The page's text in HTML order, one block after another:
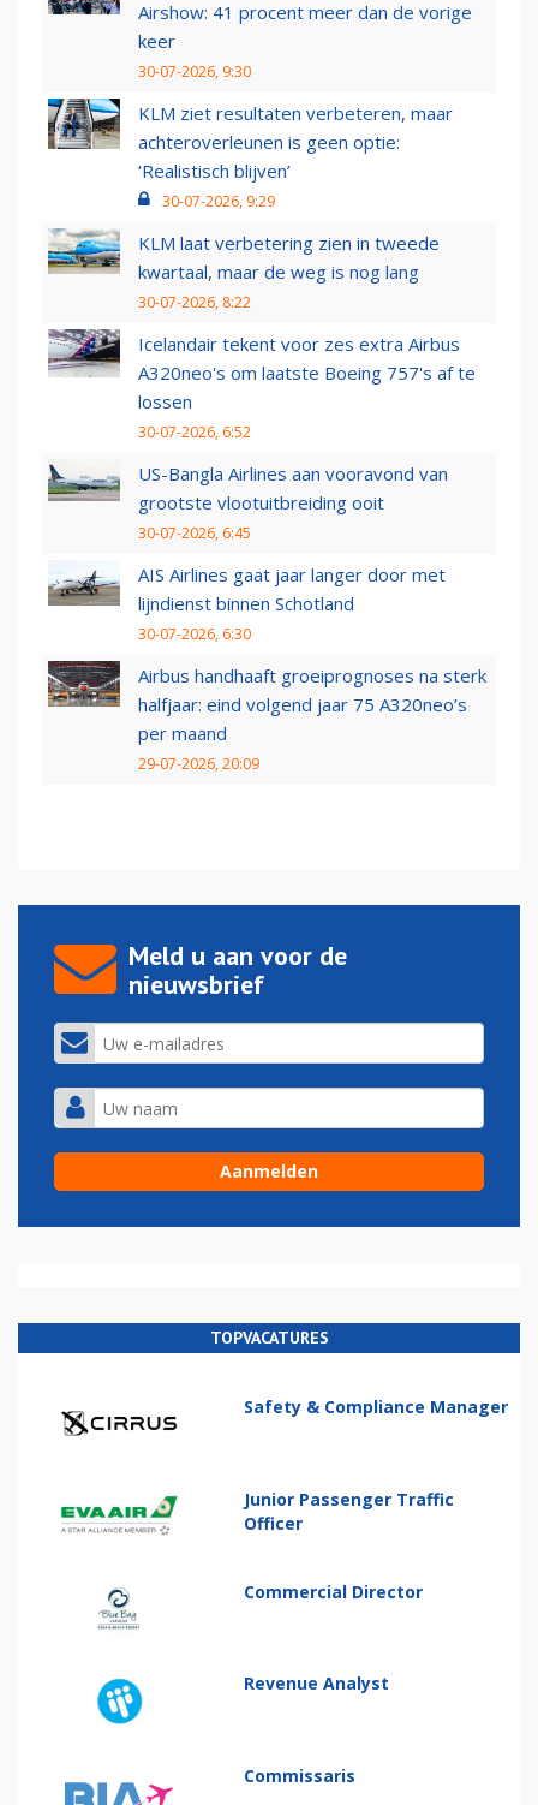
Airshow: 41 procent meer dan de vorige
keer
30-07-2026, 9:30
KLM ziet resultaten verbeteren, maar
achteroverleunen is geen optie:
‘Realistisch blijven’
30-07-2026, 9:29
KLM laat verbetering zien in tweede
kwartaal, maar de weg is nog lang
30-07-2026, 8:22
Icelandair tekent voor zes extra Airbus
A320neo's om laatste Boeing 757's af te
lossen
30-07-2026, 6:52
US-Bangla Airlines aan vooravond van
grootste vlootuitbreiding ooit
30-07-2026, 6:45
AIS Airlines gaat jaar langer door met
lijndienst binnen Schotland
30-07-2026, 6:30
Airbus handhaaft groeiprognoses na sterk
halfjaar: eind volgend jaar 75 A320neo’s
per maand
29-07-2026, 20:09
Meld u aan voor de
nieuwsbrief
TOPVACATURES
Safety & Compliance Manager
Junior Passenger Traffic
Officer
Commercial Director
Revenue Analyst
Commissaris